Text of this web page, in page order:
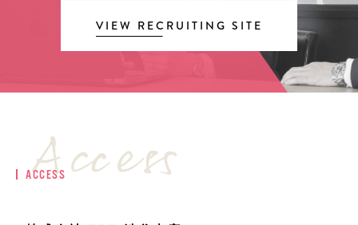
VIEW RECRUITING SITE
ACCESS